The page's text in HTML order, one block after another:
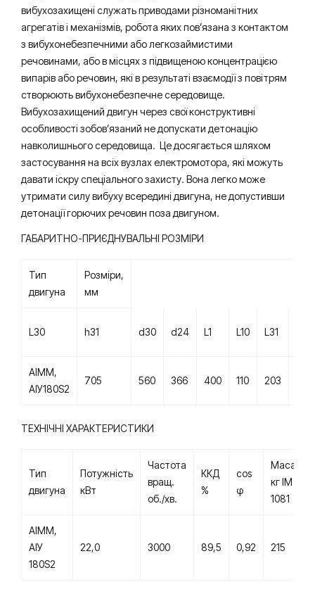
вибухозахищені служать приводами різноманітних
агрегатів і механізмів, робота яких пов’язана з контактом
з вибухонебезпечними або легкозаймистими
речовинами, або в місцях з підвищеною концентрацією
випарів або речовин, які в результаті взаємодії з повітрям
створюють вибухонебезпечне середовище.
Вибухозахищений двигун через свої конструктивні
особливості зобов’язаний не допускати детонацію
навколишнього середовища. Це досягається шляхом
застосування на всіх вузлах електромотора, які можуть
давати іскру спеціального захисту. Вона легко може
утримати силу вибуху всередині двигуна, не допустивши
детонації горючих речовин поза двигуном.
ГАБАРИТНО-ПРИЄДНУВАЛЬНІ РОЗМІРИ
Тип
двигуна
Розміри,
мм
L30 h31 d30 d24 L1 L10 L31
АІММ,
АІУ180S2
705 560 366 400 110 203
ТЕХНІЧНІ ХАРАКТЕРИСТИКИ
Тип
двигуна
Потужність
кВт
Частота
вращ.
об./хв.
ККД
%
cos
φ
Маса
кг IМ
1081
АІММ,
АІУ
180S2
22,0 3000 89,5 0,92 215